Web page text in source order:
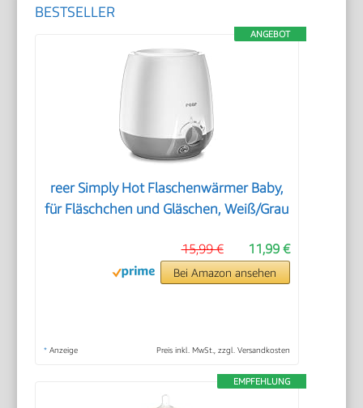
BESTSELLER
ANGEBOT
reer Simply Hot Flaschenwärmer Baby,
für Fläschchen und Gläschen, Weiß/Grau
11,99 €
15,99 €
Bei Amazon ansehen
* Anzeige Preis inkl. MwSt., zzgl. Versandkosten
EMPFEHLUNG